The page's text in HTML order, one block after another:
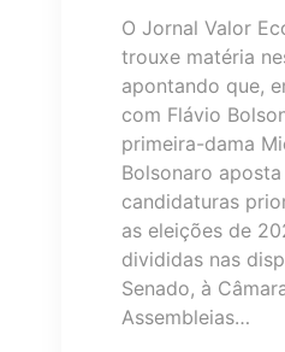
O Jornal Valor
trouxe matéria
apontando que,
com Flávio
primeira-dama
Bolsonaro aposta
candidaturas
as eleições de
divididas nas
Senado, à
Assembleias…